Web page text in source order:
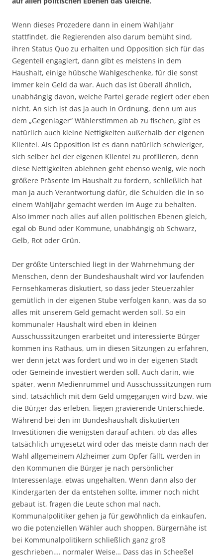
Wenn dieses Prozedere dann in einem Wahljahr
stattfindet, die Regierenden also darum bemüht sind,
ihren Status Quo zu erhalten und Opposition sich für das
Gegenteil engagiert, dann gibt es meistens in dem
Haushalt, einige hübsche Wahlgeschenke, für die sonst
immer kein Geld da war. Auch das ist überall ähnlich,
unabhängig davon, welche Partei gerade regiert oder eben
nicht. An sich ist das ja auch in Ordnung, denn um aus
dem „Gegenlager“ Wählerstimmen ab zu fischen, gibt es
natürlich auch kleine Nettigkeiten außerhalb der eigenen
Klientel. Als Opposition ist es dann natürlich schwieriger,
sich selber bei der eigenen Klientel zu profilieren, denn
diese Nettigkeiten ablehnen geht ebenso wenig, wie noch
größere Präsente im Haushalt zu fordern, schließlich hat
man ja auch Verantwortung dafür, die Schulden die in so
einem Wahljahr gemacht werden im Auge zu behalten.
Also immer noch alles auf allen politischen Ebenen gleich,
egal ob Bund oder Kommune, unabhängig ob Schwarz,
Gelb, Rot oder Grün.
Der größte Unterschied liegt in der Wahrnehmung der
Menschen, denn der Bundeshaushalt wird vor laufenden
Fernsehkameras diskutiert, so dass jeder Steuerzahler
gemütlich in der eigenen Stube verfolgen kann, was da so
alles mit unserem Geld gemacht werden soll. So ein
kommunaler Haushalt wird eben in kleinen
Ausschusssitzungen erarbeitet und interessierte Bürger
kommen ins Rathaus, um in diesen Sitzungen zu erfahren,
wer denn jetzt was fordert und wo in der eigenen Stadt
oder Gemeinde investiert werden soll. Auch darin, wie
später, wenn Medienrummel und Ausschusssitzungen rum
sind, tatsächlich mit dem Geld umgegangen wird bzw. wie
die Bürger das erleben, liegen gravierende Unterschiede.
Während bei den im Bundeshaushalt diskutierten
Investitionen die wenigsten darauf achten, ob das alles
tatsächlich umgesetzt wird oder das meiste dann nach der
Wahl allgemeinem Alzheimer zum Opfer fällt, werden in
den Kommunen die Bürger je nach persönlicher
Interessenlage, etwas ungehalten. Wenn dann also der
Kindergarten der da entstehen sollte, immer noch nicht
gebaut ist, fragen die Leute schon mal nach.
Kommunalpolitiker gehen ja für gewöhnlich da einkaufen,
wo die potenziellen Wähler auch shoppen. Bürgernähe ist
bei Kommunalpolitikern schließlich ganz groß
geschrieben…. normaler Weise… Dass das in Scheeßel